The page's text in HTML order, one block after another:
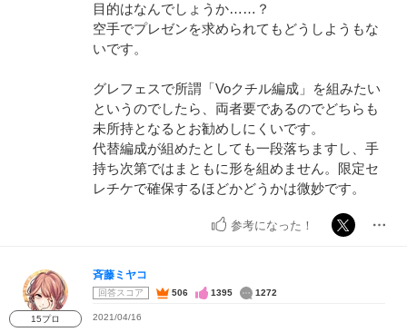
目的はなんでしょうか……？
空手でプレゼンを求められてもどうしようもな
いです。
グレフェスで所謂「Voクチル編成」を組みたい
というのでしたら、両者要であるのでどちらも
未所持となるとお勧めしにくいです。
代替編成が組めたとしても一段落ちますし、手
持ち次第ではまともに形を組めません。限定セ
レチケで確保するほどかどうかは微妙です。
参考になった！
15プロ
斉藤ミヤコ
回答スコア 506 1395 1272
2021/04/16